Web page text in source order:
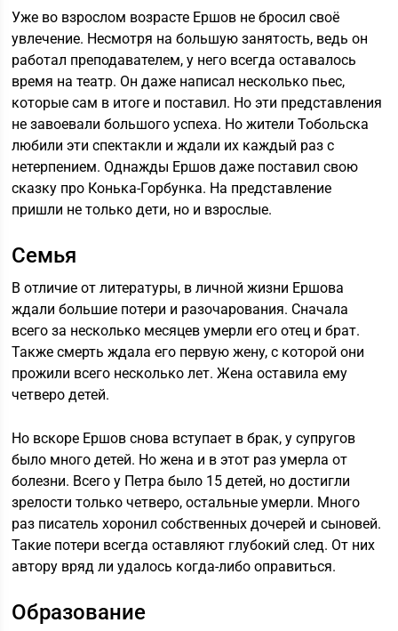
Уже во взрослом возрасте Ершов не бросил своё
увлечение. Несмотря на большую занятость, ведь он
работал преподавателем, у него всегда оставалось
время на театр. Он даже написал несколько пьес,
которые сам в итоге и поставил. Но эти представления
не завоевали большого успеха. Но жители Тобольска
любили эти спектакли и ждали их каждый раз с
нетерпением. Однажды Ершов даже поставил свою
сказку про Конька-Горбунка. На представление
пришли не только дети, но и взрослые.
Семья
В отличие от литературы, в личной жизни Ершова
ждали большие потери и разочарования. Сначала
всего за несколько месяцев умерли его отец и брат.
Также смерть ждала его первую жену, с которой они
прожили всего несколько лет. Жена оставила ему
четверо детей.
Но вскоре Ершов снова вступает в брак, у супругов
было много детей. Но жена и в этот раз умерла от
болезни. Всего у Петра было 15 детей, но достигли
зрелости только четверо, остальные умерли. Много
раз писатель хоронил собственных дочерей и сыновей.
Такие потери всегда оставляют глубокий след. От них
автору вряд ли удалось когда-либо оправиться.
Образование